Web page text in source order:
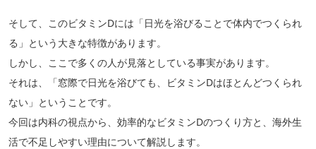
そして、このビタミンDには「日光を浴びることで体内でつくられ
る」という大きな特徴があります。
しかし、ここで多くの人が見落としている事実があります。
それは、「窓際で日光を浴びても、ビタミンDはほとんどつくられ
ない」ということです。
今回は内科の視点から、効率的なビタミンDのつくり方と、海外生
活で不足しやすい理由について解説します。